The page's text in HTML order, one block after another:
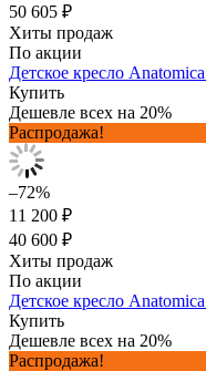
50 605 ₽
Хиты продаж
По акции
Детское кресло
Купить
Дешевле всех на 20%
Распродажа!
–72%
11 200 ₽
40 600 ₽
Хиты продаж
По акции
Детское кресло
Купить
Дешевле всех на 20%
Распродажа!